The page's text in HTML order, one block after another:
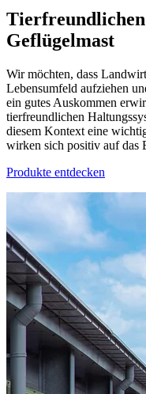
Geflügelmast
Wir möchten, dass
Lebensumfeld aufziehen
ein gutes Auskommen
tierfreundlichen
diesem Kontext eine
wirken sich positiv auf das
Produkte entdecken